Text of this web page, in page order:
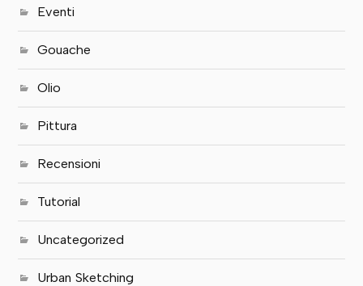
Eventi
Gouache
Olio
Pittura
Recensioni
Tutorial
Uncategorized
Urban Sketching